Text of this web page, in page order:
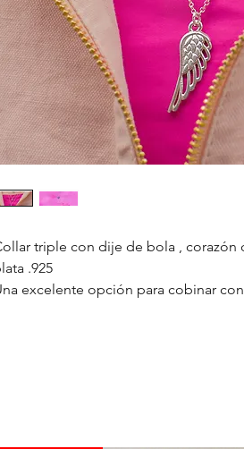
triple con dije de bola , corazón
.925
excelente opción para cobinar